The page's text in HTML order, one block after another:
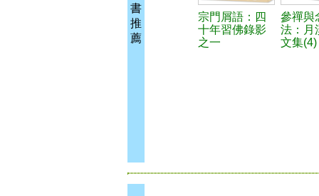
書
推
薦
宗門屑語：四
十年習佛錄影
之一
參禪與
法：月
文集(4)